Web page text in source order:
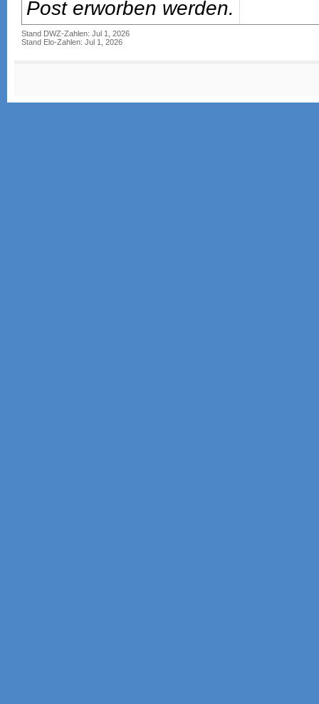
Post erworben werden.
Stand DWZ-Zahlen: Jul 1, 2026
Stand Elo-Zahlen: Jul 1, 2026